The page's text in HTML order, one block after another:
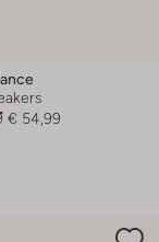
€ 54,99